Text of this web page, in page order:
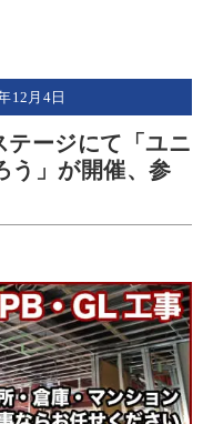
12月4日
テージにて「ユニ
う」が開催、参